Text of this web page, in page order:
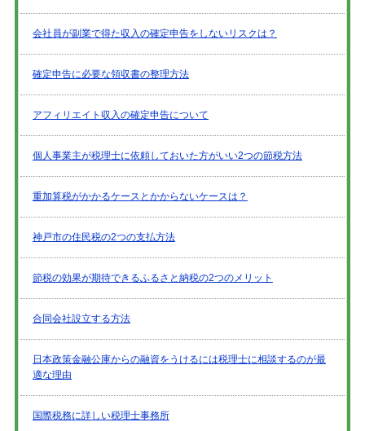
会社員が副業で得た収入の確定申告をしないリスクは？
確定申告に必要な領収書の整理方法
アフィリエイト収入の確定申告について
個人事業主が税理士に依頼しておいた方がいい2つの節税方法
重加算税がかかるケースとかからないケースは？
神戸市の住民税の2つの支払方法
節税の効果が期待できるふるさと納税の2つのメリット
合同会社設立する方法
日本政策金融公庫からの融資をうけるには税理士に相談するのが最
適な理由
国際税務に詳しい税理士事務所